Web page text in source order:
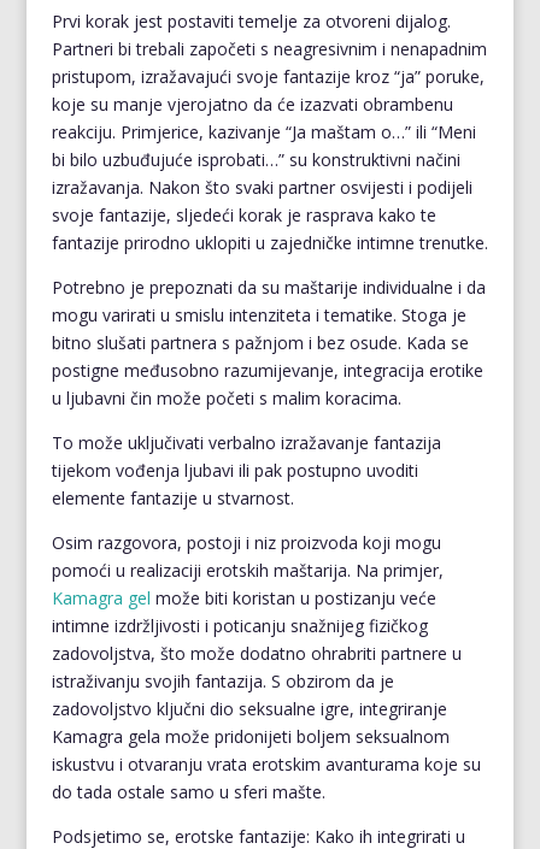
Prvi korak jest postaviti temelje za otvoreni dijalog.
Partneri bi trebali započeti s neagresivnim i nenapadnim
pristupom, izražavajući svoje fantazije kroz “ja” poruke,
koje su manje vjerojatno da će izazvati obrambenu
reakciju. Primjerice, kazivanje “Ja maštam o…” ili “Meni
bi bilo uzbuđujuće isprobati…” su konstruktivni načini
izražavanja. Nakon što svaki partner osvijesti i podijeli
svoje fantazije, sljedeći korak je rasprava kako te
fantazije prirodno uklopiti u zajedničke intimne trenutke.
Potrebno je prepoznati da su maštarije individualne i da
mogu varirati u smislu intenziteta i tematike. Stoga je
bitno slušati partnera s pažnjom i bez osude. Kada se
postigne međusobno razumijevanje, integracija erotike
u ljubavni čin može početi s malim koracima.
To može uključivati verbalno izražavanje fantazija
tijekom vođenja ljubavi ili pak postupno uvoditi
elemente fantazije u stvarnost.
Osim razgovora, postoji i niz proizvoda koji mogu
pomoći u realizaciji erotskih maštarija. Na primjer,
Kamagra gel može biti koristan u postizanju veće
intimne izdržljivosti i poticanju snažnijeg fizičkog
zadovoljstva, što može dodatno ohrabriti partnere u
istraživanju svojih fantazija. S obzirom da je
zadovoljstvo ključni dio seksualne igre, integriranje
Kamagra gela može pridonijeti boljem seksualnom
iskustvu i otvaranju vrata erotskim avanturama koje su
do tada ostale samo u sferi mašte.
Podsjetimo se, erotske fantazije: Kako ih integrirati u